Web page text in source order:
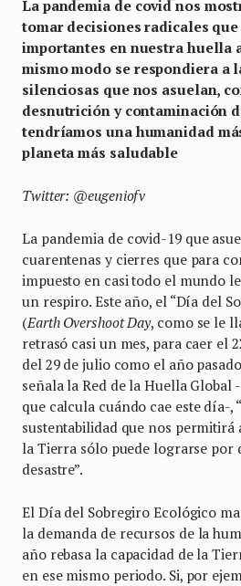
La pandemia de covid nos
tomar decisiones radicales
importantes en nuestra huella
mismo modo se respondiera a
silenciosas que nos asuelan,
desnutrición y contaminación
tendríamos una humanidad
planeta más saludable
Twitter: @eugeniofv
La pandemia de covid-19 que
cuarentenas y cierres que para
impuesto en casi todo el mundo
un respiro. Este año, el “Día del
(Earth Overshoot Day, como se le
retrasó casi un mes, para caer el
del 29 de julio como el año
señala la Red de la Huella
que calcula cuándo cae este día-,
sustentabilidad que nos
la Tierra sólo puede lograrse por
desastre”.
El Día del Sobregiro Ecológico
la demanda de recursos de la
año rebasa la capacidad de la
en ese mismo periodo. Si, por